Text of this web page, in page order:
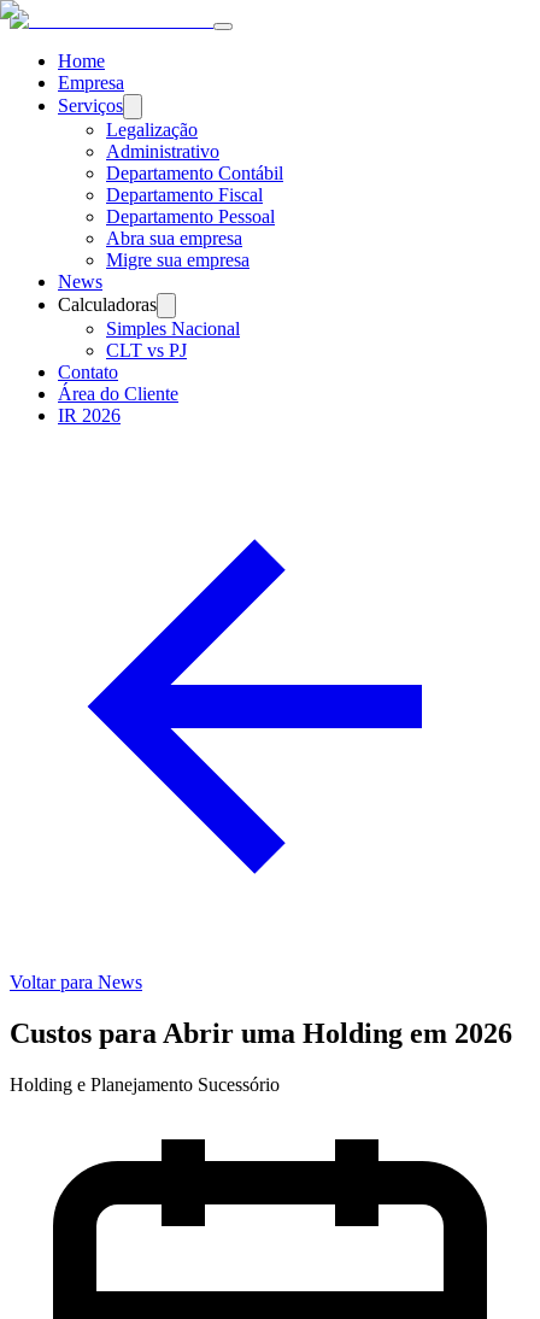
Home
Empresa
Serviços
Legalização
Administrativo
Departamento Contábil
Departamento Fiscal
Departamento Pessoal
Abra sua empresa
Migre sua empresa
News
Calculadoras
Simples Nacional
CLT vs PJ
Contato
Área do Cliente
IR 2026
Voltar para News
Custos para Abrir uma Holding em 2026
Holding e Planejamento Sucessório